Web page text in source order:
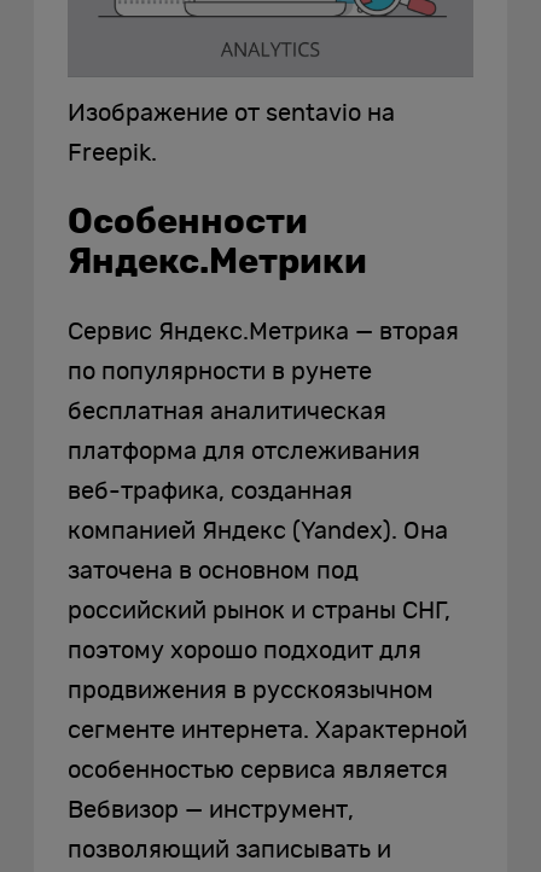
Изображение от sentavio на
Freepik.
Особенности
Яндекс.Метрики
Сервис Яндекс.Метрика — вторая
по популярности в рунете
бесплатная аналитическая
платформа для отслеживания
веб-трафика, созданная
компанией Яндекс (Yandex). Она
заточена в основном под
российский рынок и страны СНГ,
поэтому хорошо подходит для
продвижения в русскоязычном
сегменте интернета. Характерной
особенностью сервиса является
Вебвизор — инструмент,
позволяющий записывать и